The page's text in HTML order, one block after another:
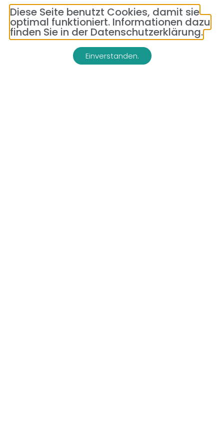
Ich möchte den Newsletter empfangen und bin mit der
Speicherung und Verarbeitung meiner Daten zu diesem
Diese Seite benutzt Cookies, damit sie
optimal funktioniert. Informationen dazu
finden Sie in der Datenschutzerklärung.
Einverstanden.